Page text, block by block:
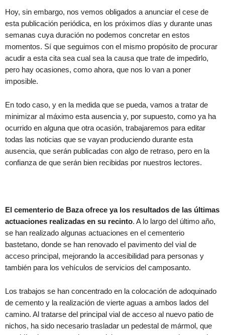
Hoy, sin embargo, nos vemos obligados a anunciar el cese de
esta publicación periódica, en los próximos días y durante unas
semanas cuya duración no podemos concretar en estos
momentos. Sí que seguimos con el mismo propósito de procurar
acudir a esta cita sea cual sea la causa que trate de impedirlo,
pero hay ocasiones, como ahora, que nos lo van a poner
imposible.
En todo caso, y en la medida que se pueda, vamos a tratar de
minimizar al máximo esta ausencia y, por supuesto, como ya ha
ocurrido en alguna que otra ocasión, trabajaremos para editar
todas las noticias que se vayan produciendo durante esta
ausencia, que serán publicadas con algo de retraso, pero en la
confianza de que serán bien recibidas por nuestros lectores.
El cementerio de Baza ofrece ya los resultados de las últimas
actuaciones realizadas en su recinto. A lo largo del último año,
se han realizado algunas actuaciones en el cementerio
bastetano, donde se han renovado el pavimento del vial de
acceso principal, mejorando la accesibilidad para personas y
también para los vehículos de servicios del camposanto.
Los trabajos se han concentrado en la colocación de adoquinado
de cemento y la realización de vierte aguas a ambos lados del
camino. Al tratarse del principal vial de acceso al nuevo patio de
nichos, ha sido necesario trasladar un pedestal de mármol, que